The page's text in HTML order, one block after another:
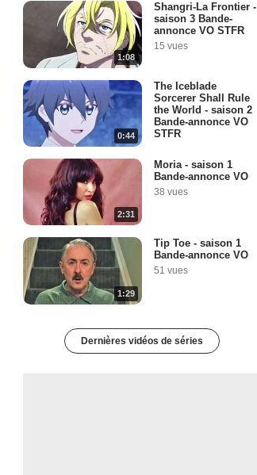
1:08
Shangri-La Frontier -
saison 3 Bande-
annonce VO STFR
15 vues
0:44
The Iceblade
Sorcerer Shall Rule
the World - saison 2
Bande-annonce VO
STFR
2:31
Moria - saison 1
Bande-annonce VO
38 vues
1:29
Tip Toe - saison 1
Bande-annonce VO
51 vues
Dernières vidéos de séries